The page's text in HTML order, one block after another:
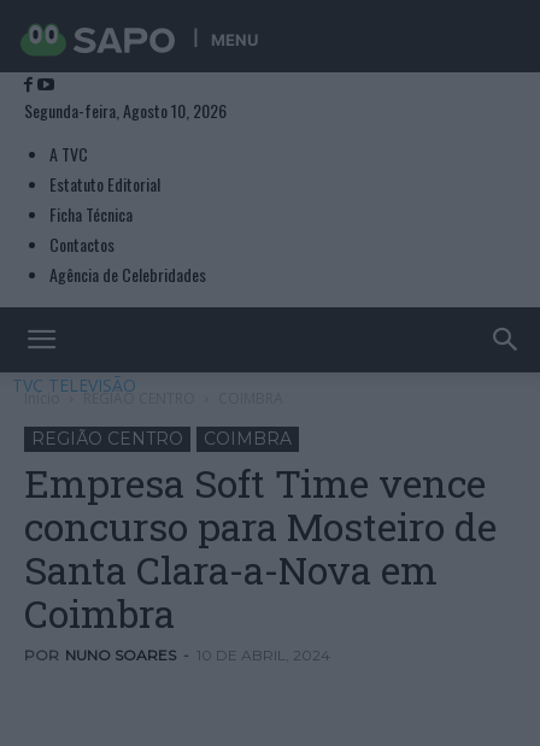
MENU
Segunda-feira, Agosto 10, 2026
A TVC
Estatuto Editorial
Ficha Técnica
Contactos
Agência de Celebridades
TVC TELEVISÃO
Início REGIÃO CENTRO
REGIÃO CENTRO COIMBRA
Empresa Soft Time vence
concurso para Mosteiro de
Santa Clara-a-Nova em
Coimbra
POR NUNO SOARES - 10 DE ABRIL, 2024